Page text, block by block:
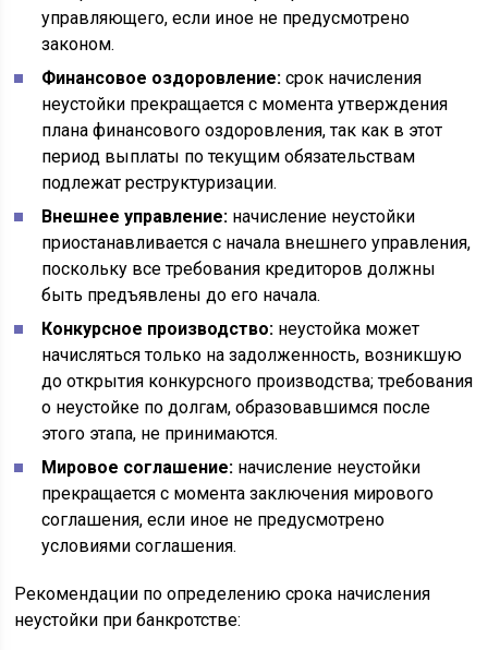
управляющего, если иное не предусмотрено
законом.
Финансовое оздоровление: срок начисления
неустойки прекращается с момента утверждения
плана финансового оздоровления, так как в этот
период выплаты по текущим обязательствам
подлежат реструктуризации.
Внешнее управление: начисление неустойки
приостанавливается с начала внешнего управления,
поскольку все требования кредиторов должны
быть предъявлены до его начала.
Конкурсное производство: неустойка может
начисляться только на задолженность, возникшую
до открытия конкурсного производства; требования
о неустойке по долгам, образовавшимся после
этого этапа, не принимаются.
Мировое соглашение: начисление неустойки
прекращается с момента заключения мирового
соглашения, если иное не предусмотрено
условиями соглашения.
Рекомендации по определению срока начисления
неустойки при банкротстве: